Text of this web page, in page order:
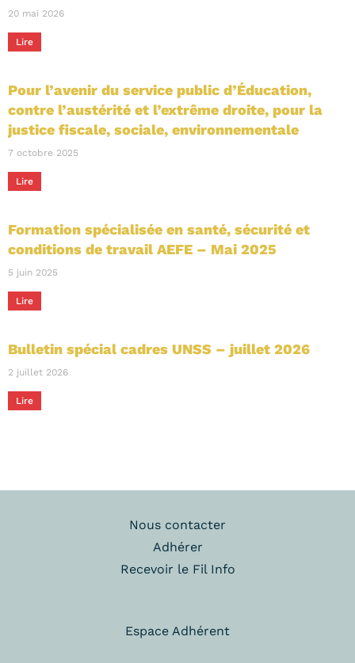
20 mai 2026
Lire
Pour l’avenir du service public d’Éducation,
contre l’austérité et l’extrême droite, pour la
justice fiscale, sociale, environnementale
7 octobre 2025
Lire
Formation spécialisée en santé, sécurité et
conditions de travail AEFE – Mai 2025
5 juin 2025
Lire
Bulletin spécial cadres UNSS – juillet 2026
2 juillet 2026
Lire
Nous contacter
Adhérer
Recevoir le Fil Info
Espace Adhérent